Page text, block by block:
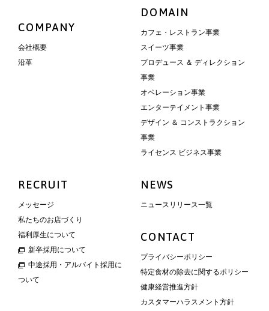
COMPANY
会社概要
沿革
DOMAIN
カフェ・レストラン事業
スイーツ事業
プロデュース ＆ ディレクション
事業
オペレーション事業
エンターテイメント事業
デザイン ＆ コンストラクション
事業
ライセンス ビジネス事業
RECRUIT
メッセージ
私たちのお店づくり
福利厚生について
新卒採用について
中途採用・アルバイト採用に
ついて
NEWS
ニュースリリース一覧
CONTACT
プライバシーポリシー
特定食材の除去に関するポリシー
健康経営推進方針
カスタマーハラスメント方針